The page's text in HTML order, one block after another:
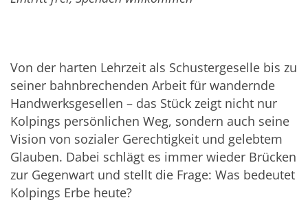
Von der harten Lehrzeit als Schustergeselle bis zu
seiner bahnbrechenden Arbeit für wandernde
Handwerksgesellen – das Stück zeigt nicht nur
Kolpings persönlichen Weg, sondern auch seine
Vision von sozialer Gerechtigkeit und gelebtem
Glauben. Dabei schlägt es immer wieder Brücken
zur Gegenwart und stellt die Frage: Was bedeutet
Kolpings Erbe heute?